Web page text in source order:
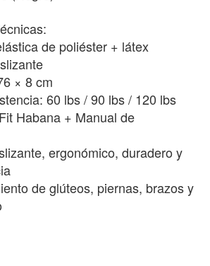
de poliéster + látex
× 8 cm
60 lbs / 90 lbs / 120 lbs
Habana + Manual de
ergonómico, duradero y
de glúteos, piernas, brazos y